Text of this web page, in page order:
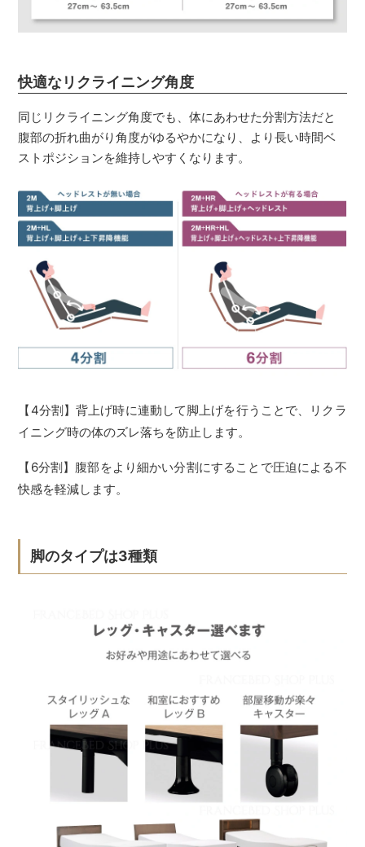
快適なリクライニング角度
同じリクライニング角度でも、体にあわせた分割方法だと
腹部の折れ曲がり角度がゆるやかになり、より長い時間ベ
ストポジションを維持しやすくなります。
【4分割】背上げ時に連動して脚上げを行うことで、リクラ
イニング時の体のズレ落ちを防止します。
【6分割】腹部をより細かい分割にすることで圧迫による不
快感を軽減します。
脚のタイプは3種類